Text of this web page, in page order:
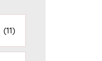
(11)